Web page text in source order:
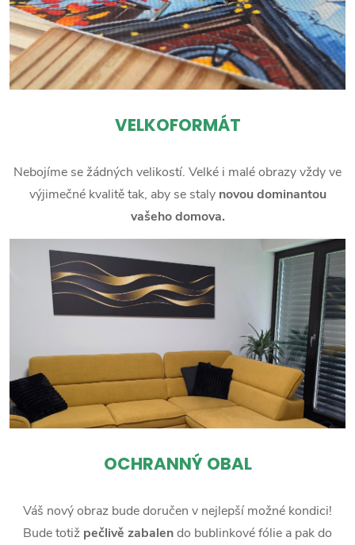
VELKOFORMÁT
Nebojíme se žádných velikostí. Velké i malé obrazy vždy ve
výjimečné kvalitě tak, aby se staly novou dominantou
vašeho domova.
OCHRANNÝ OBAL
Váš nový obraz bude doručen v nejlepší možné kondici!
Bude totiž pečlivě zabalendo bublinkové fólie a pak do